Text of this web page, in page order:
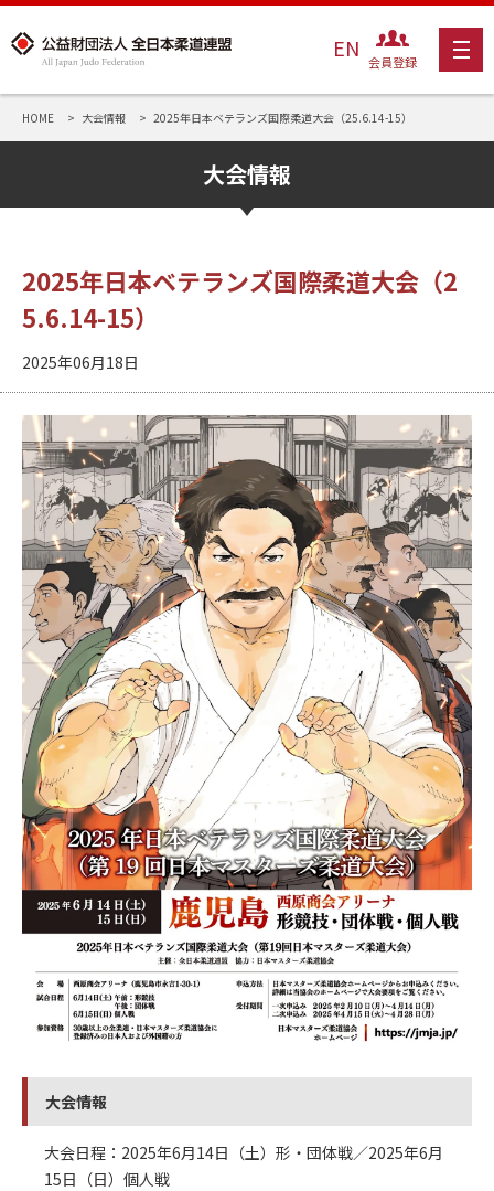
EN 会員登録
HOME 大会情報 2025年日本ベテランズ国際柔道大会（25.6.14-15）
大会情報
2025年日本ベテランズ国際柔道大会（2
5.6.14-15）
2025年06月18日
大会情報
大会日程：2025年6月14日（土）形・団体戦／2025年6月
15日（日）個人戦